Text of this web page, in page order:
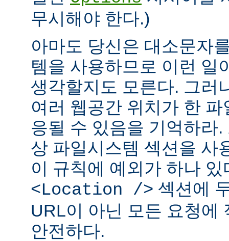
무시해야 한다.)
아마도 당신은 대소문자
템을 사용하므로 이런 일
생각할지도 모른다. 그러
여러 웹공간 위치가 한
응될 수 있음을 기억하라
상 파일시스템 섹션을 사
이 규칙에 예외가 하나
<Location /> 섹션에
URL이 아닌 모든 요청에
안전하다.